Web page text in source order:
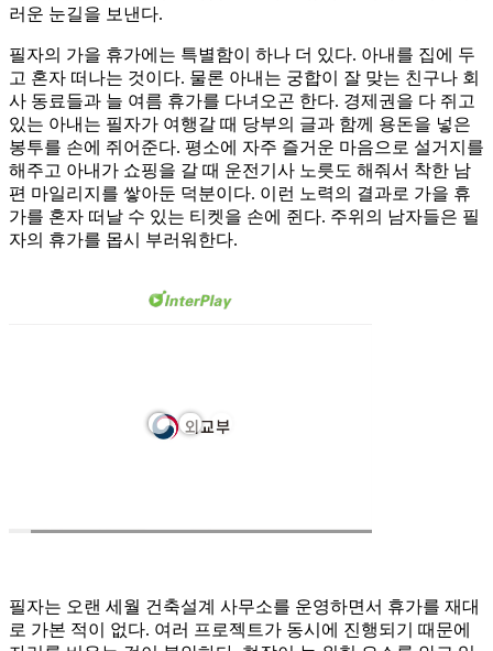
러운 눈길을 보낸다.
필자의 가을 휴가에는 특별함이 하나 더 있다. 아내를 집에 두
고 혼자 떠나는 것이다. 물론 아내는 궁합이 잘 맞는 친구나 회
사 동료들과 늘 여름 휴가를 다녀오곤 한다. 경제권을 다 쥐고
있는 아내는 필자가 여행갈 때 당부의 글과 함께 용돈을 넣은
봉투를 손에 쥐어준다. 평소에 자주 즐거운 마음으로 설거지를
해주고 아내가 쇼핑을 갈 때 운전기사 노릇도 해줘서 착한 남
편 마일리지를 쌓아둔 덕분이다. 이런 노력의 결과로 가을 휴
가를 혼자 떠날 수 있는 티켓을 손에 쥔다. 주위의 남자들은 필
자의 휴가를 몹시 부러워한다.
필자는 오랜 세월 건축설계 사무소를 운영하면서 휴가를 재대
로 가본 적이 없다. 여러 프로젝트가 동시에 진행되기 때문에